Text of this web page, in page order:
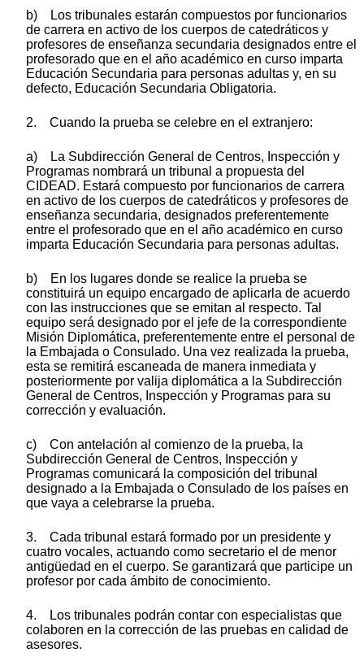
b) Los tribunales estarán compuestos por funcionarios
de carrera en activo de los cuerpos de catedráticos y
profesores de enseñanza secundaria designados entre el
profesorado que en el año académico en curso imparta
Educación Secundaria para personas adultas y, en su
defecto, Educación Secundaria Obligatoria.
2. Cuando la prueba se celebre en el extranjero:
a) La Subdirección General de Centros, Inspección y
Programas nombrará un tribunal a propuesta del
CIDEAD. Estará compuesto por funcionarios de carrera
en activo de los cuerpos de catedráticos y profesores de
enseñanza secundaria, designados preferentemente
entre el profesorado que en el año académico en curso
imparta Educación Secundaria para personas adultas.
b) En los lugares donde se realice la prueba se
constituirá un equipo encargado de aplicarla de acuerdo
con las instrucciones que se emitan al respecto. Tal
equipo será designado por el jefe de la correspondiente
Misión Diplomática, preferentemente entre el personal de
la Embajada o Consulado. Una vez realizada la prueba,
esta se remitirá escaneada de manera inmediata y
posteriormente por valija diplomática a la Subdirección
General de Centros, Inspección y Programas para su
corrección y evaluación.
c) Con antelación al comienzo de la prueba, la
Subdirección General de Centros, Inspección y
Programas comunicará la composición del tribunal
designado a la Embajada o Consulado de los países en
que vaya a celebrarse la prueba.
3. Cada tribunal estará formado por un presidente y
cuatro vocales, actuando como secretario el de menor
antigüedad en el cuerpo. Se garantizará que participe un
profesor por cada ámbito de conocimiento.
4. Los tribunales podrán contar con especialistas que
colaboren en la corrección de las pruebas en calidad de
asesores.